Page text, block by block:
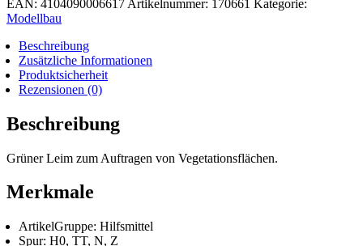
Color,
230
g
Menge
EAN: 4104090006617 Artikelnummer: 170661
Kategorie:
Modellbau
Beschreibung
Zusätzliche Informationen
Produktsicherheit
Rezensionen (0)
Beschreibung
Grüner Leim zum Auftragen von Vegetationsflächen.
Merkmale
ArtikelGruppe: Hilfsmittel
Spur: H0, TT, N, Z